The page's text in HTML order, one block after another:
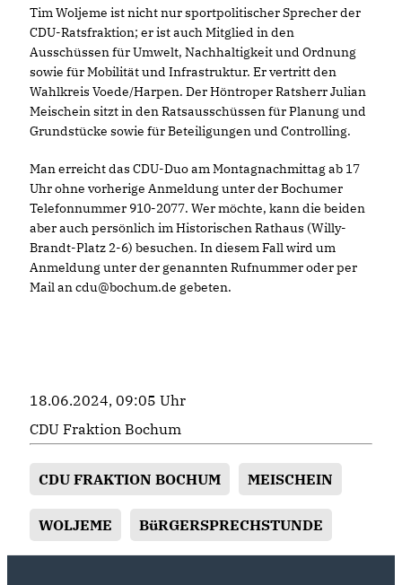
Tim Woljeme ist nicht nur sportpolitischer Sprecher der
CDU-Ratsfraktion; er ist auch Mitglied in den
Ausschüssen für Umwelt, Nachhaltigkeit und Ordnung
sowie für Mobilität und Infrastruktur. Er vertritt den
Wahlkreis Voede/Harpen. Der Höntroper Ratsherr Julian
Meischein sitzt in den Ratsausschüssen für Planung und
Grundstücke sowie für Beteiligungen und Controlling.
Man erreicht das CDU-Duo am Montagnachmittag ab 17
Uhr ohne vorherige Anmeldung unter der Bochumer
Telefonnummer 910-2077. Wer möchte, kann die beiden
aber auch persönlich im Historischen Rathaus (Willy-
Brandt-Platz 2-6) besuchen. In diesem Fall wird um
Anmeldung unter der genannten Rufnummer oder per
Mail an cdu@bochum.de gebeten.
18.06.2024, 09:05 Uhr
CDU Fraktion Bochum
CDU FRAKTION BOCHUM MEISCHEIN
WOLJEME BüRGERSPRECHSTUNDE